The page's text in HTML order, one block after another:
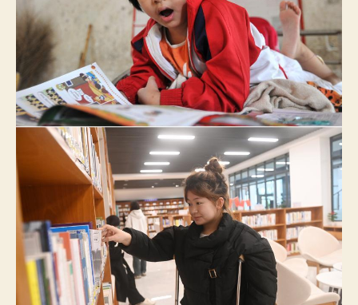
小
女
孩
已
圓
查
包
養
網
站
比
擬
年
夜
學
夢